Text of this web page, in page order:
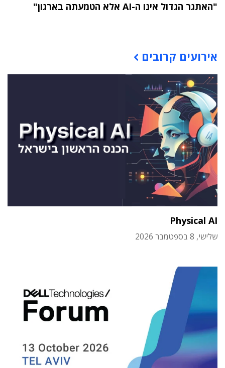
"האתגר הגדול אינו ה-AI אלא הטמעתה בארגון"
אירועים קרובים
Physical AI
שלישי, 8 בספטמבר 2026